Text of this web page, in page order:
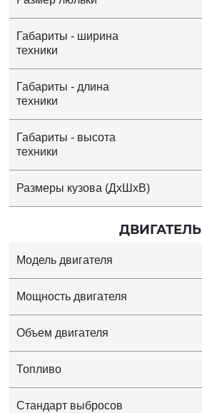
Габариты - ширина
техники
Габариты - длина
техники
Габариты - высота
техники
Размеры кузова (ДхШхВ)
ДВИГАТЕЛЬ
Модель двигателя
Мощность двигателя
Объем двигателя
Топливо
Стандарт выбросов